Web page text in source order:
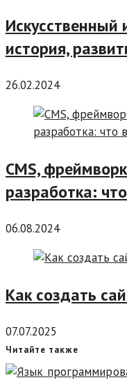
Искусственный
история,
26.02.2024
CMS,
разработка:
06.08.2024
Как создать
07.07.2025
Читайте также